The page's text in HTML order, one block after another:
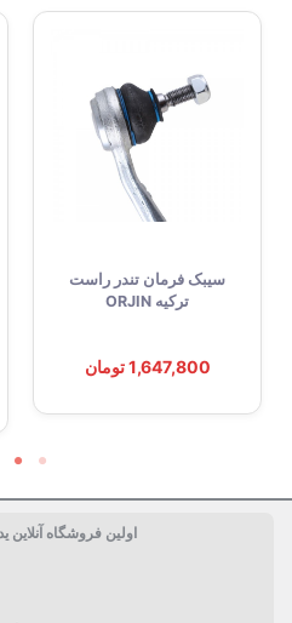
دسته بندی
سیبک فرمان تندر راست
ترکیه ORJIN
1,647,800 تومان
اولین فروشگاه آنلاین